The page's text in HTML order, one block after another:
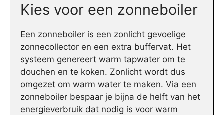
Kies voor een zonneboiler
Een zonneboiler is een zonlicht gevoelige
zonnecollector en een extra buffervat. Het
systeem genereert warm tapwater om te
douchen en te koken. Zonlicht wordt dus
omgezet om warm water te maken. Via een
zonneboiler bespaar je bijna de helft van het
energieverbruik dat nodig is voor warm